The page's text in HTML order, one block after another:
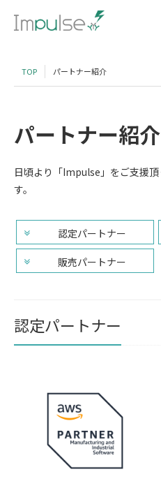
TOP パートナー紹介
パートナー紹介
日頃より「Impulse」をご支援
す。
認定パートナー
販売パートナー
認定パートナー